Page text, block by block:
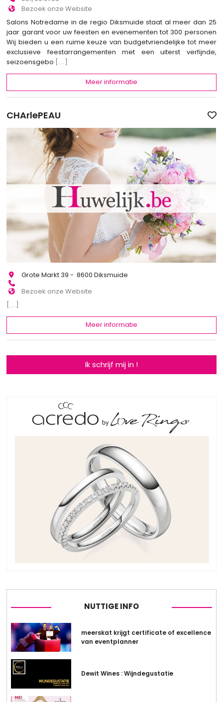
Bezoek onze Website
Salons Notredame in de regio Diksmuide staat al meer dan 25
jaar garant voor uw feesten en evenementen tot 300 personen
Wij bieden u een ruime keuze van budgetvriendelijke tot meer
exclusieve feestarrangementen met een uiterst verfijnde,
seizoensgebo [...]
Meer informatie
CHArlePEAU
Grote Markt 39 - 8600 Diksmuide
Bezoek onze Website
[...]
Meer informatie
Ik schrijf mij in !
NUTTIGE INFO
meerskat krijgt certificate of excellence
van eventplanner
Dewit Wines : Wijndegustatie